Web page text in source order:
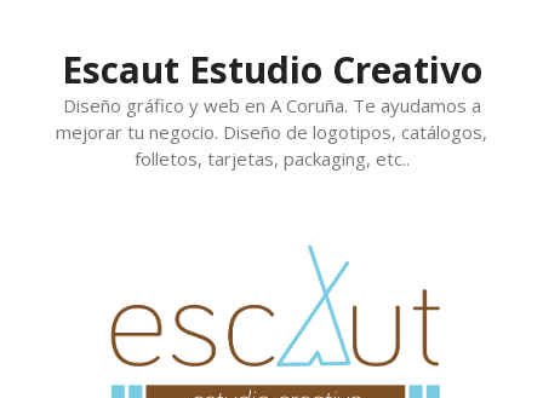
contenidoEscaut Estudio Creativo
Diseño gráfico y web en A Coruña. Te ayudamos a
mejorar tu negocio. Diseño de logotipos, catálogos,
folletos, tarjetas, packaging, etc..